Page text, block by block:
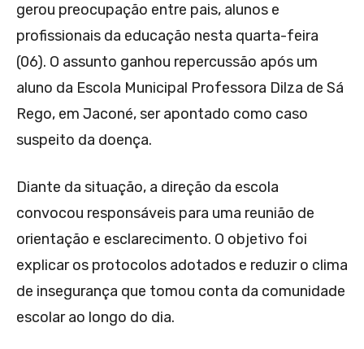
gerou preocupação entre pais, alunos e
profissionais da educação nesta quarta-feira
(06). O assunto ganhou repercussão após um
aluno da Escola Municipal Professora Dilza de Sá
Rego, em Jaconé, ser apontado como caso
suspeito da doença.
Diante da situação, a direção da escola
convocou responsáveis para uma reunião de
orientação e esclarecimento. O objetivo foi
explicar os protocolos adotados e reduzir o clima
de insegurança que tomou conta da comunidade
escolar ao longo do dia.